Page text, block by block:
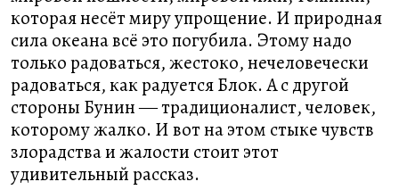
которая несёт миру упрощение. И природная
сила океана всё это погубила. Этому надо
только радоваться, жестоко, нечеловечески
радоваться, как радуется Блок. А с другой
стороны Бунин ― традиционалист, человек,
которому жалко. И вот на этом стыке чувств
злорадства и жалости стоит этот
удивительный рассказ.